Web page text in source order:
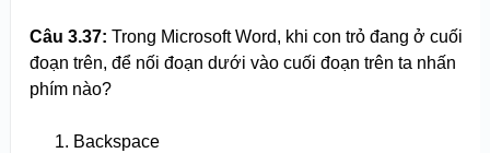
Câu 3.37: Trong Microsoft Word, khi con trỏ đang ở cuối
đoạn trên, để nối đoạn dưới vào cuối đoạn trên ta nhấn
phím nào?
Backspace